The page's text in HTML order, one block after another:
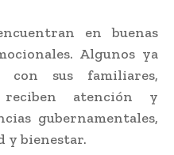
en buenas
Algunos ya
con sus familiares,
atención y
gubernamentales,
y bienestar.